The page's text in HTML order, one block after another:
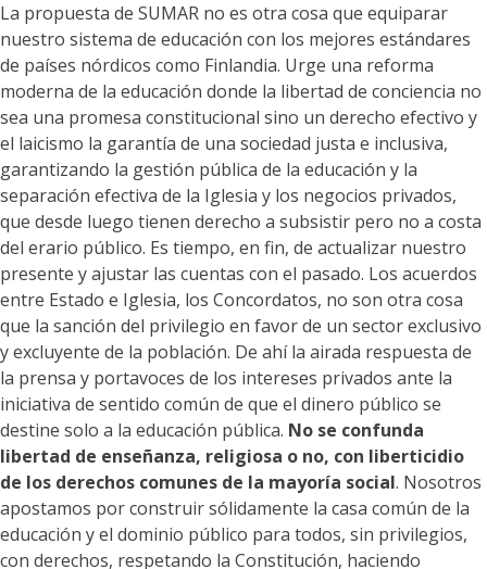
La propuesta de SUMAR no es otra cosa que equiparar
nuestro sistema de educación con los mejores estándares
de países nórdicos como Finlandia. Urge una reforma
moderna de la educación donde la libertad de conciencia no
sea una promesa constitucional sino un derecho efectivo y
el laicismo la garantía de una sociedad justa e inclusiva,
garantizando la gestión pública de la educación y la
separación efectiva de la Iglesia y los negocios privados,
que desde luego tienen derecho a subsistir pero no a costa
del erario público. Es tiempo, en fin, de actualizar nuestro
presente y ajustar las cuentas con el pasado. Los acuerdos
entre Estado e Iglesia, los Concordatos, no son otra cosa
que la sanción del privilegio en favor de un sector exclusivo
y excluyente de la población. De ahí la airada respuesta de
la prensa y portavoces de los intereses privados ante la
iniciativa de sentido común de que el dinero público se
destine solo a la educación pública. No se confunda
libertad de enseñanza, religiosa o no, con liberticidio
de los derechos comunes de la mayoría social. Nosotros
apostamos por construir sólidamente la casa común de la
educación y el dominio público para todos, sin privilegios,
con derechos, respetando la Constitución, haciendo